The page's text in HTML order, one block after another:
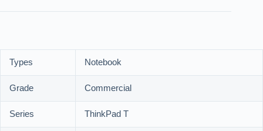
Types
Notebook
Grade
Commercial
Series
ThinkPad T